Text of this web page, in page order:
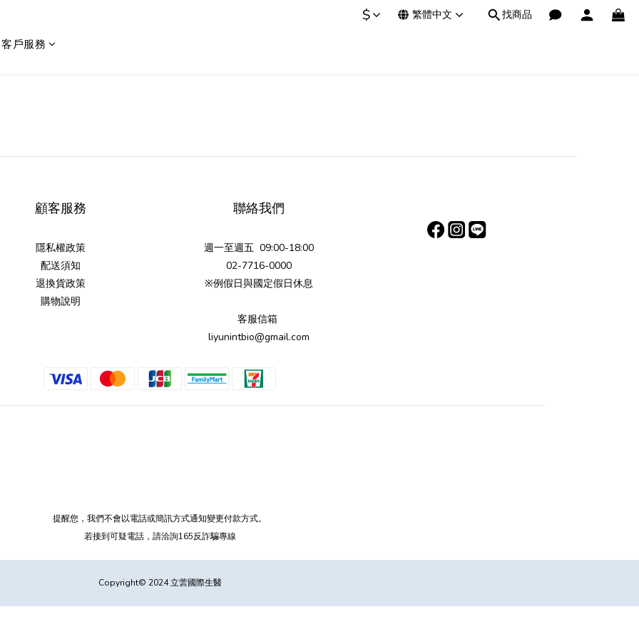
$ 繁體中文 找商品
客戶服務
顧客服務
隱私權政策
配送須知
退換貨政策
購物說明
聯絡我們
週一至週五 09:00-18:00
02-7716-0000
※例假日與國定假日休息
客服信箱
liyunintbio@gmail.com
提醒您，我們不會以電話或簡訊方式通知變更付款方式。
若接到可疑電話，請洽詢165反詐騙專線
Copyright© 2024 立蕓國際生醫